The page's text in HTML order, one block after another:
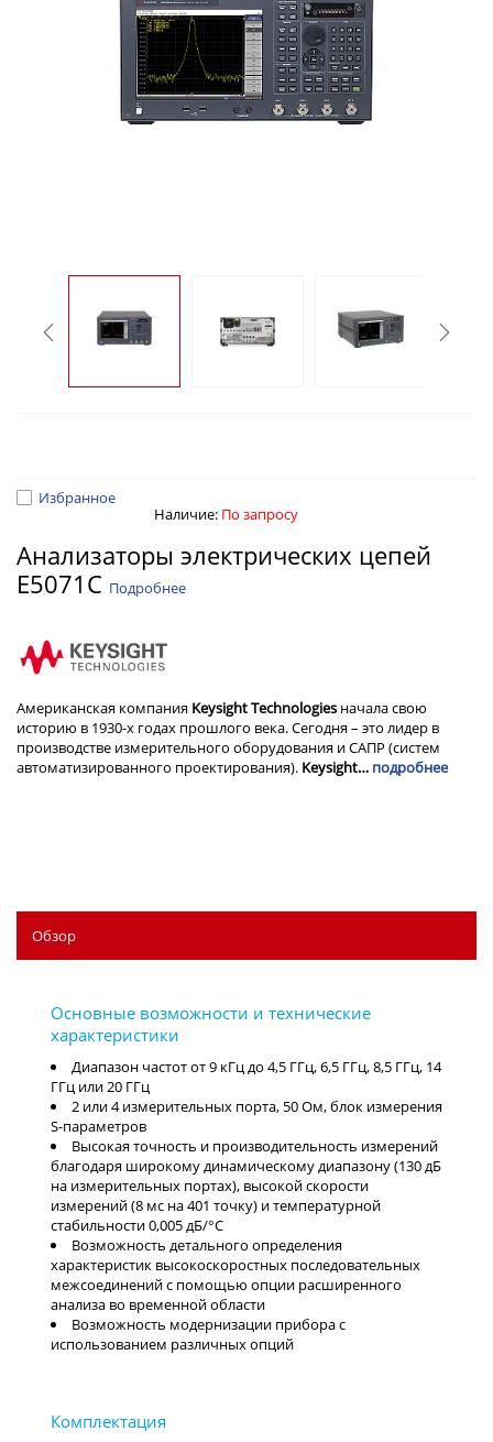
Избранное
Наличие: По запросу
Анализаторы электрических цепей
E5071C Подробнее
Американская компания Keysight Technologies начала свою
историю в 1930-х годах прошлого века. Сегодня – это лидер в
производстве измерительного оборудования и САПР (систем
автоматизированного проектирования). Keysight… подробнее
Обзор
Диапазон частот от 9 кГц до 4,5 ГГц, 6,5 ГГц, 8,5 ГГц, 14
ГГц или 20 ГГц
2 или 4 измерительных порта, 50 Ом, блок измерения
S-параметров
Высокая точность и производительность измерений
благодаря широкому динамическому диапазону (130 дБ
на измерительных портах), высокой скорости
измерений (8 мс на 401 точку) и температурной
стабильности 0,005 дБ/°C
Возможность детального определения
характеристик высокоскоростных последовательных
межсоединений с помощью опции расширенного
анализа во временной области
Возможность модернизации прибора с
использованием различных опций